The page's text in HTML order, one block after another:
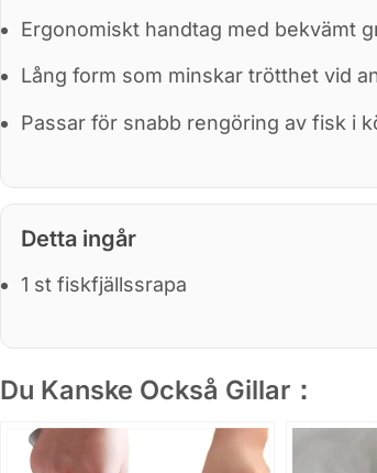
Ergonomiskt handtag med bekvämt
Lång form som minskar trötthet vid
Passar för snabb rengöring av fisk i
Detta ingår
1 st fiskfjällssrapa
Du Kanske Också Gillar：